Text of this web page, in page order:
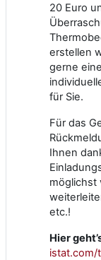
20 Euro
erstellen
gerne
für Sie.
Für das
Ihnen
möglichst
etc.!
Hier